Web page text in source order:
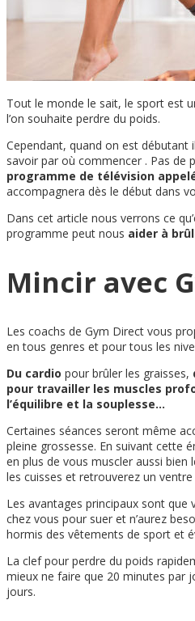
Tout le monde le sait, le sport est
l’on souhaite perdre du poids.
Cependant, quand on est débutant
savoir par où commencer . Pas de
programme de télévision
accompagnera dès le début dans
Dans cet article nous verrons ce
programme peut nous aider à
Mincir avec
Les coachs de Gym Direct vous
en tous genres et pour tous les
Du cardio pour brûler les graisses,
pour travailler les muscles
l’équilibre et la souplesse…
Certaines séances seront même
pleine grossesse. En suivant cette
en plus de vous muscler aussi bien
les cuisses et retrouverez un ventre
Les avantages principaux sont que
chez vous pour suer et n’aurez
hormis des vêtements de sport et
La clef pour perdre du poids
mieux ne faire que 20 minutes par
jours.